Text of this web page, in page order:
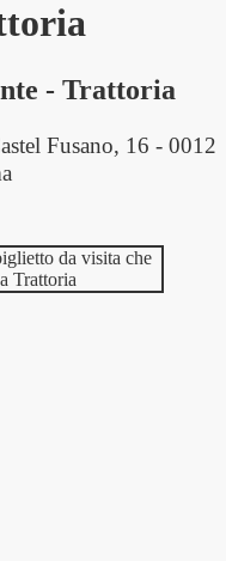
- Trattoria
Fusano, 16 -